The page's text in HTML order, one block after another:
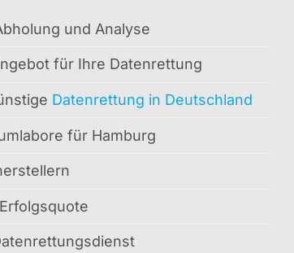
und Analyse
für Ihre Datenrettung
Datenrettung in Deutschland
für Hamburg